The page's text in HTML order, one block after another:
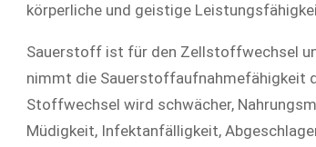
körperliche und geistige
Sauerstoff ist für den Zellstoffwechsel
nimmt die Sauerstoffaufnahmefähigkeit
Stoffwechsel wird schwächer,
Müdigkeit, Infektanfälligkeit,